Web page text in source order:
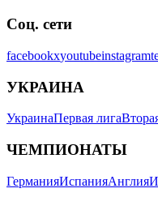
Соц. сети
facebookxyoutubeinstagram
УКРАИНА
УкраинаПервая лига
ЧЕМПИОНАТЫ
ГерманияИспанияАнглия